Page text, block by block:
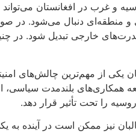
و غرب در افغانستان
دنبال می‌شود. در
خارجی تبدیل شود. در
یکی از مهم‌ترین چالش‌های
همکاری‌های بلندمدت سیاسی،
را تحت تأثیر قرار دهد.
نیز ممکن است در آینده به